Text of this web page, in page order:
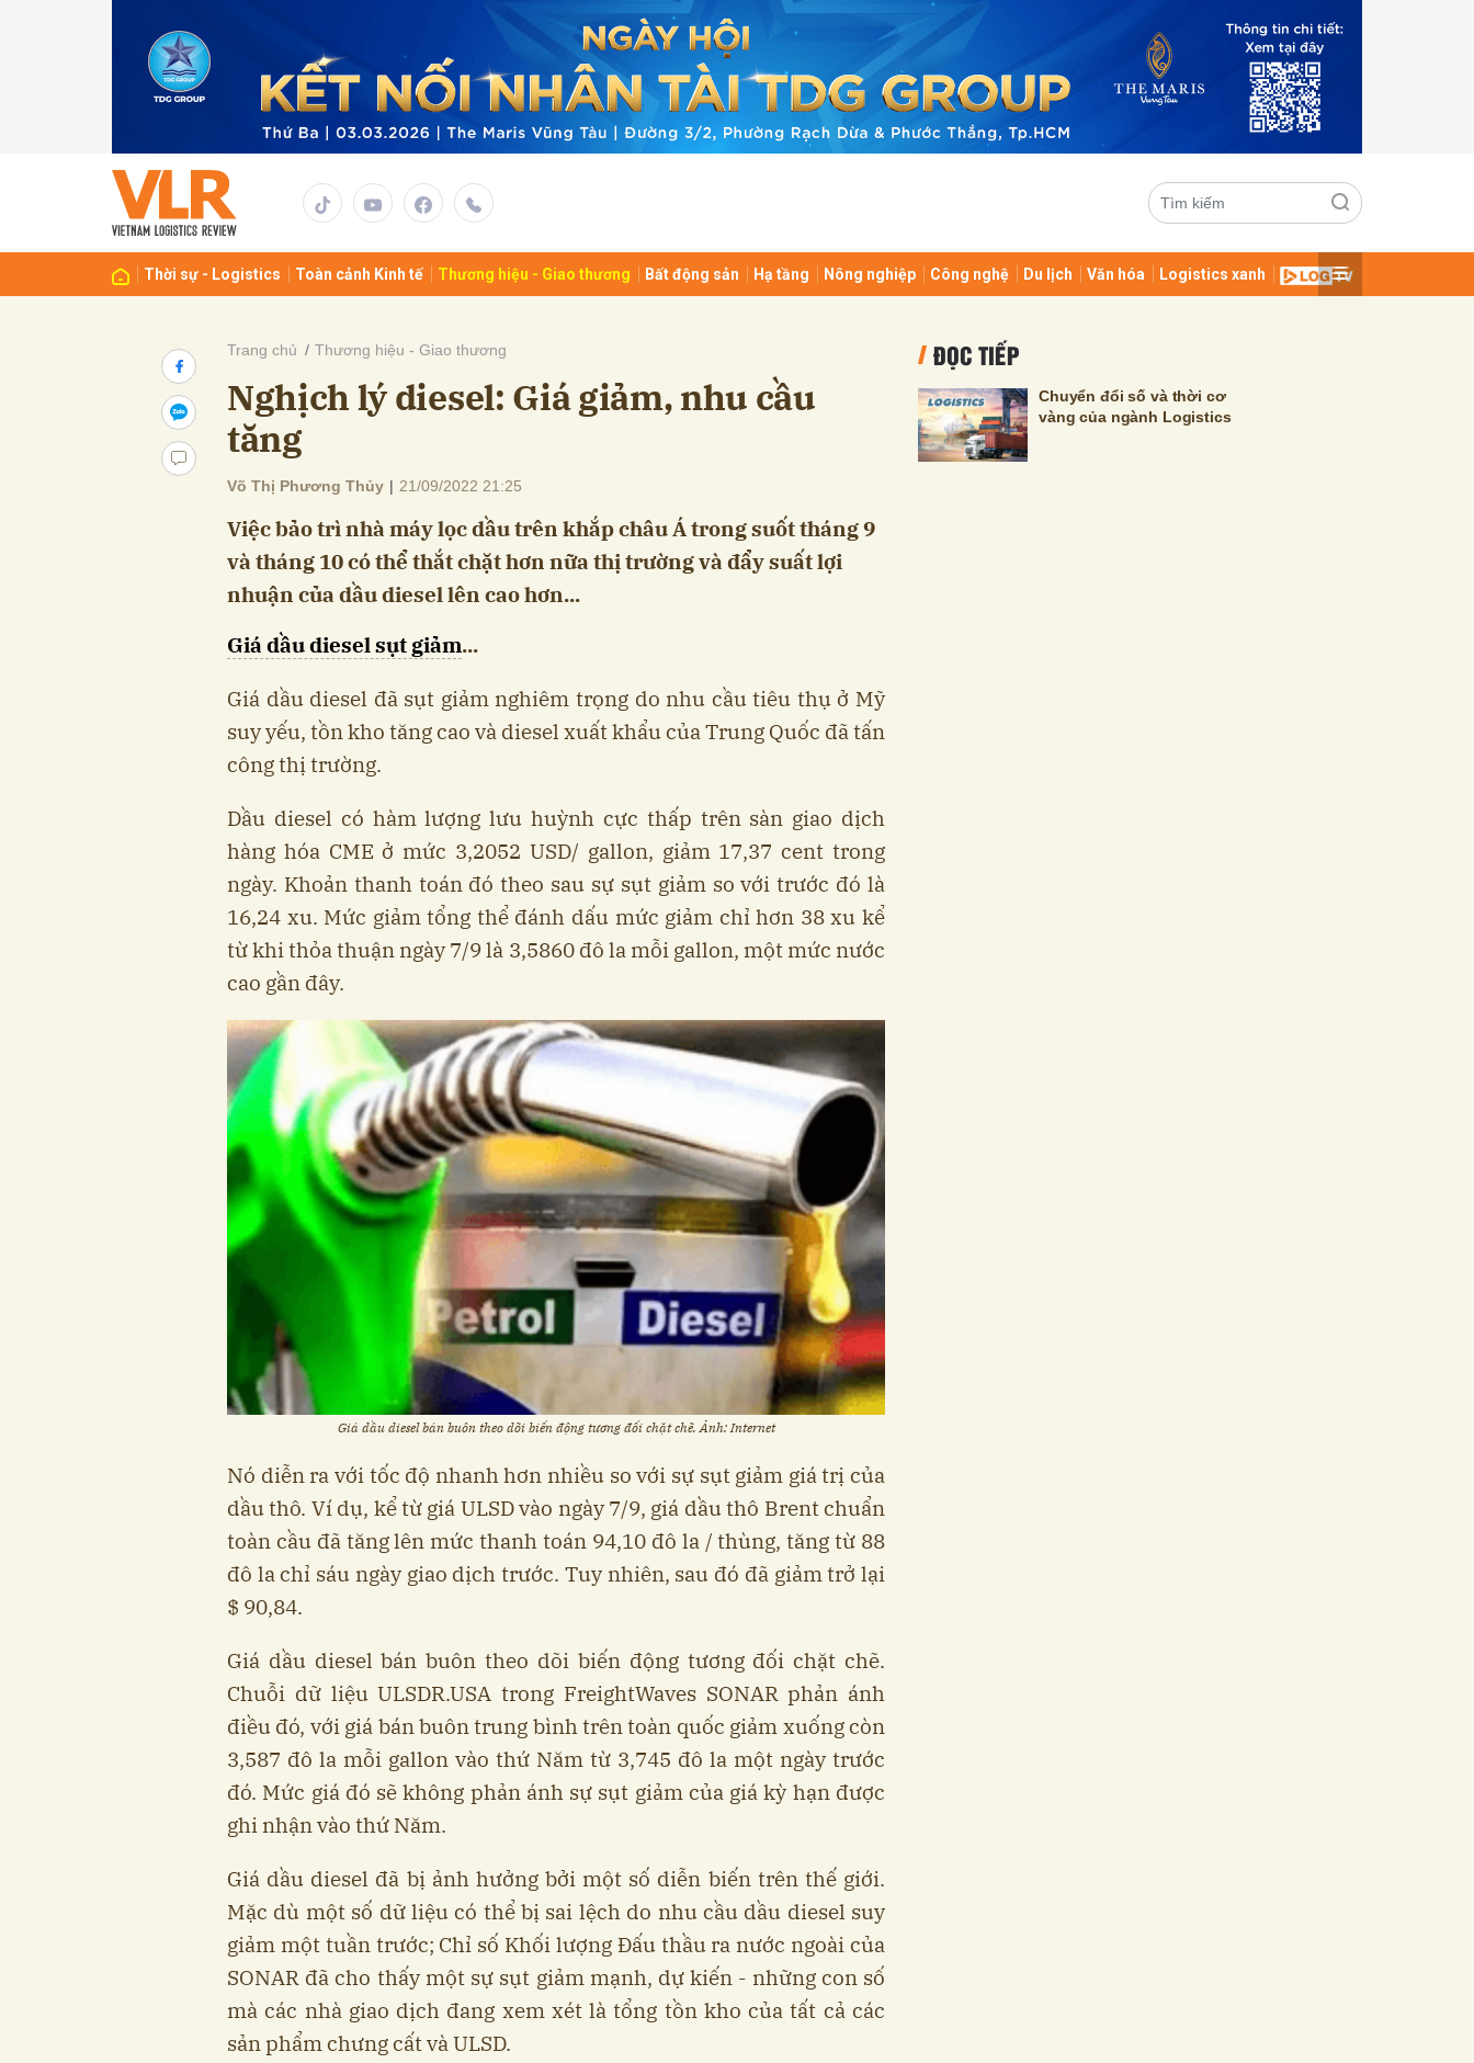
Thời sự - Logistics Toàn cảnh Kinh tế Thương hiệu - Giao thương Bất động sản Hạ tầng Nông nghiệp Công nghệ Du lịch Văn hóa Logistics xanh
Trang chủ Thương hiệu - Giao thương
Nghịch lý diesel: Giá giảm, nhu cầu
tăng
Võ Thị Phương Thủy | 21/09/2022 21:25
Việc bảo trì nhà máy lọc dầu trên khắp châu Á trong suốt tháng 9
và tháng 10 có thể thắt chặt hơn nữa thị trường và đẩy suất lợi
nhuận của dầu diesel lên cao hơn...
Giá dầu diesel sụt giảm...
Giá dầu diesel đã sụt giảm nghiêm trọng do nhu cầu tiêu thụ ở Mỹ
suy yếu, tồn kho tăng cao và diesel xuất khẩu của Trung Quốc đã tấn
công thị trường.
Dầu diesel có hàm lượng lưu huỳnh cực thấp trên sàn giao dịch
hàng hóa CME ở mức 3,2052 USD/ gallon, giảm 17,37 cent trong
ngày. Khoản thanh toán đó theo sau sự sụt giảm so với trước đó là
16,24 xu. Mức giảm tổng thể đánh dấu mức giảm chỉ hơn 38 xu kể
từ khi thỏa thuận ngày 7/9 là 3,5860 đô la mỗi gallon, một mức nước
cao gần đây.
Giá dầu diesel bán buôn theo dõi biến động tương đối chặt chẽ. Ảnh: Internet
Nó diễn ra với tốc độ nhanh hơn nhiều so với sự sụt giảm giá trị của
dầu thô. Ví dụ, kể từ giá ULSD vào ngày 7/9, giá dầu thô Brent chuẩn
toàn cầu đã tăng lên mức thanh toán 94,10 đô la / thùng, tăng từ 88
đô la chỉ sáu ngày giao dịch trước. Tuy nhiên, sau đó đã giảm trở lại
$ 90,84.
Giá dầu diesel bán buôn theo dõi biến động tương đối chặt chẽ.
Chuỗi dữ liệu ULSDR.USA trong FreightWaves SONAR phản ánh
điều đó, với giá bán buôn trung bình trên toàn quốc giảm xuống còn
3,587 đô la mỗi gallon vào thứ Năm từ 3,745 đô la một ngày trước
đó. Mức giá đó sẽ không phản ánh sự sụt giảm của giá kỳ hạn được
ghi nhận vào thứ Năm.
Giá dầu diesel đã bị ảnh hưởng bởi một số diễn biến trên thế giới.
Mặc dù một số dữ liệu có thể bị sai lệch do nhu cầu dầu diesel suy
giảm một tuần trước; Chỉ số Khối lượng Đấu thầu ra nước ngoài của
SONAR đã cho thấy một sự sụt giảm mạnh, dự kiến ​​- những con số
mà các nhà giao dịch đang xem xét là tổng tồn kho của tất cả các
sản phẩm chưng cất và ULSD.
ĐỌC TIẾP
Chuyển đổi số và thời cơ
vàng của ngành Logistics
Gửi bình luận